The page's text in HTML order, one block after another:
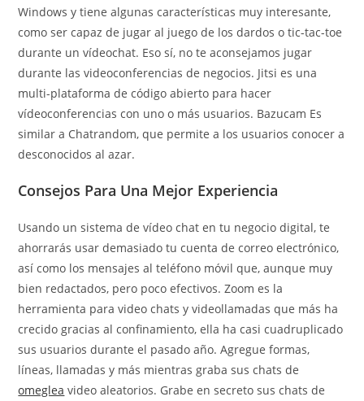
Windows y tiene algunas características muy interesante,
como ser capaz de jugar al juego de los dardos o tic-tac-toe
durante un vídeochat. Eso sí, no te aconsejamos jugar
durante las videoconferencias de negocios. Jitsi es una
multi-plataforma de código abierto para hacer
vídeoconferencias con uno o más usuarios. Bazucam Es
similar a Chatrandom, que permite a los usuarios conocer a
desconocidos al azar.
Consejos Para Una Mejor Experiencia
Usando un sistema de vídeo chat en tu negocio digital, te
ahorrarás usar demasiado tu cuenta de correo electrónico,
así como los mensajes al teléfono móvil que, aunque muy
bien redactados, pero poco efectivos. Zoom es la
herramienta para video chats y videollamadas que más ha
crecido gracias al confinamiento, ella ha casi cuadruplicado
sus usuarios durante el pasado año. Agregue formas,
líneas, llamadas y más mientras graba sus chats de
omeglea video aleatorios. Grabe en secreto sus chats de